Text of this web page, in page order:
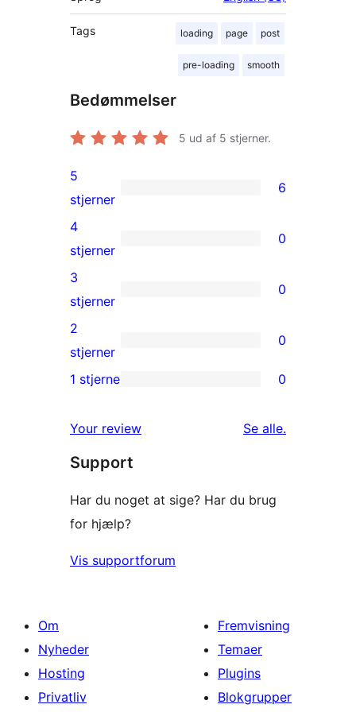
Tags loading page post
pre-loading smooth
Bedømmelser
5 ud af 5 stjerner.
6
5-
stjernet
anmeldelser
5
stjerner
6
0
4-
stjernet
anmeldelser
4
stjerner
0
0
3-
stjernet
anmeldelser
3
stjerner
0
0
2-
anmeldelser
2
stjerner
0
stjernet
anmeldelser
1 stjerne 0
Your review Se alleanmeldelser
.
Support
Har du noget at sige? Har du brug
for hjælp?
Vis supportforum
Om
Nyheder
Hosting
Privatliv
Fremvisning
Temaer
Plugins
Blokgrupper